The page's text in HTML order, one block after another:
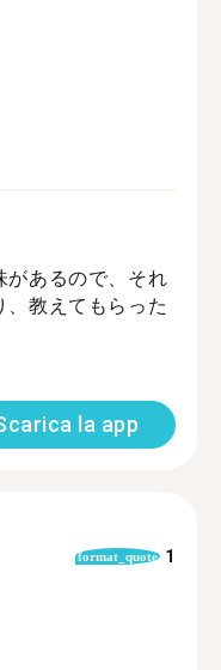
があるので、それ
、教えてもらった
la app
format_quote 1